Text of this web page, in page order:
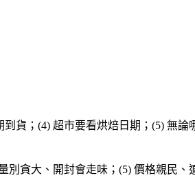
貨；(4) 超市要看烘焙日期；(5) 無論
貪大、開封會走味；(5) 價格親民